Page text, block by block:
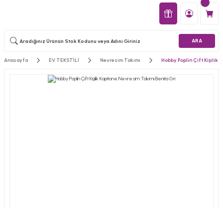
ARA
Anasayfa EV TEKSTİLİ Nevresim Takımı Hobby Poplin Çift Kişilik